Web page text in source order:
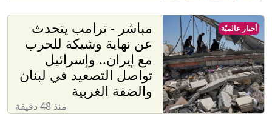
مباشر - ترامب يتحدث
عن نهاية وشيكة للحرب
مع إيران.. وإسرائيل
تواصل التصعيد في لبنان
والضفة الغربية
منذ 48 دقيقة
أخبار عالميّة